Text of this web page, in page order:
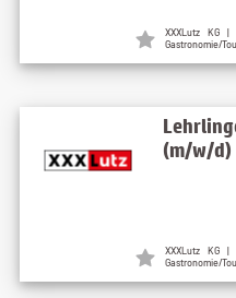
XXXLutz KG |
Gastronomie/
(m/w/d)
XXXLutz KG |
Gastronomie/